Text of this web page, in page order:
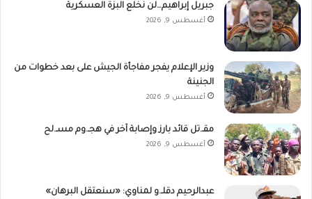
جبريل إبراهيم…لن نخلع البزة العسكرية
أغسطس 9, 2026
وزير الإعلام يفجر مفاجأة الجيش على بعد خطوات من
الجنينة
أغسطس 9, 2026
مقـ.تل قائد بارز وإصابة آخر في هجـ.وم مسـ.لح
أغسطس 9, 2026
عبدالرحيم دقلـ.و لمناوي: «سنعتقل البرهان»